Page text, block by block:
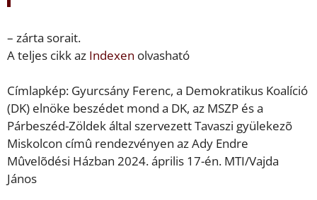
– zárta sorait.
A teljes cikk az Indexen olvasható
Címlapkép: Gyurcsány Ferenc, a Demokratikus Koalíció
(DK) elnöke beszédet mond a DK, az MSZP és a
Párbeszéd-Zöldek által szervezett Tavaszi gyülekezõ
Miskolcon címû rendezvényen az Ady Endre
Mûvelõdési Házban 2024. április 17-én. MTI/Vajda
János